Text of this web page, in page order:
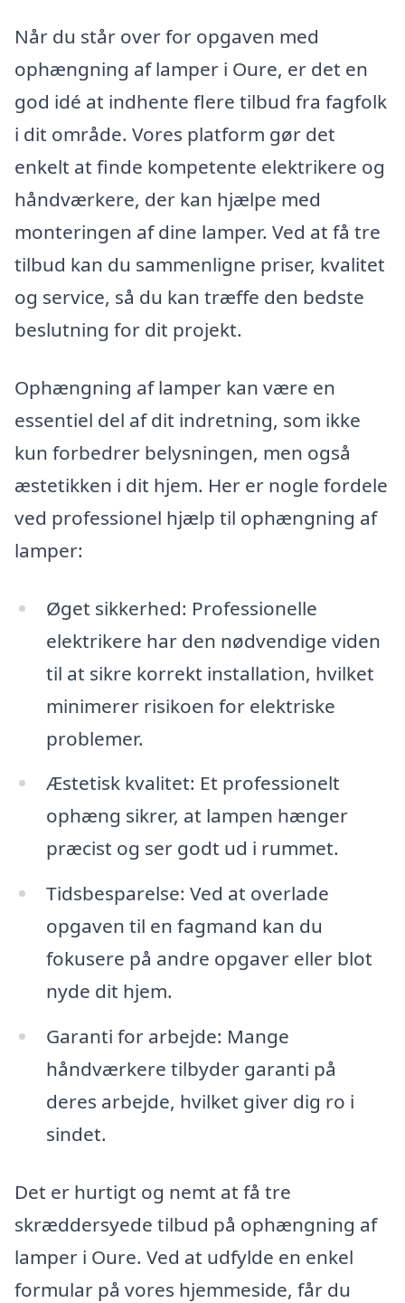
Når du står over for opgaven med
ophængning af lamper i Oure, er det en
god idé at indhente flere tilbud fra fagfolk
i dit område. Vores platform gør det
enkelt at finde kompetente elektrikere og
håndværkere, der kan hjælpe med
monteringen af dine lamper. Ved at få tre
tilbud kan du sammenligne priser, kvalitet
og service, så du kan træffe den bedste
beslutning for dit projekt.
Ophængning af lamper kan være en
essentiel del af dit indretning, som ikke
kun forbedrer belysningen, men også
æstetikken i dit hjem. Her er nogle fordele
ved professionel hjælp til ophængning af
lamper:
Øget sikkerhed: Professionelle
elektrikere har den nødvendige viden
til at sikre korrekt installation, hvilket
minimerer risikoen for elektriske
problemer.
Æstetisk kvalitet: Et professionelt
ophæng sikrer, at lampen hænger
præcist og ser godt ud i rummet.
Tidsbesparelse: Ved at overlade
opgaven til en fagmand kan du
fokusere på andre opgaver eller blot
nyde dit hjem.
Garanti for arbejde: Mange
håndværkere tilbyder garanti på
deres arbejde, hvilket giver dig ro i
sindet.
Det er hurtigt og nemt at få tre
skræddersyede tilbud på ophængning af
lamper i Oure. Ved at udfylde en enkel
formular på vores hjemmeside, får du